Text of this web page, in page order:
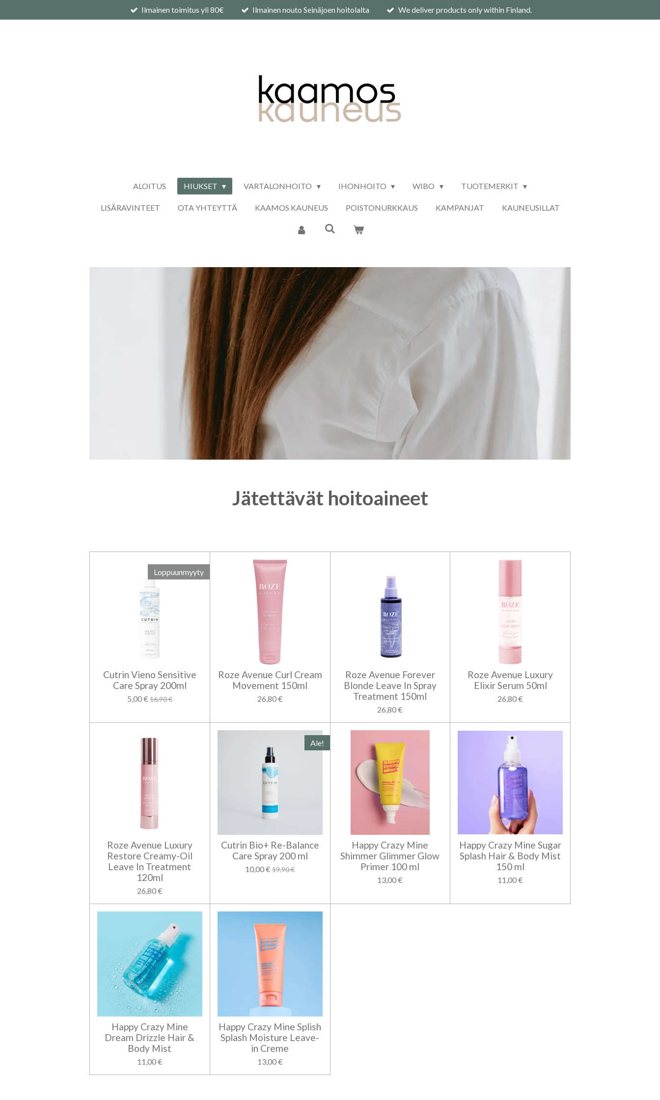
pääsisältöön
Ilmainen toimitus yli 80€ Ilmainen nouto Seinäjoen hoitolalta We deliver products only within Finland.
ALOITUS HIUKSET VARTALONHOITO IHONHOITO WIBO TUOTEMERKIT
LISÄRAVINTEET OTA YHTEYTTÄ KAAMOS KAUNEUS POISTONURKKAUS KAMPANJAT KAUNEUSILLAT
Jätettävät hoitoaineet
Loppuunmyyty
Cutrin Vieno Sensitive
Care Spray 200ml
5,00 € 16,90 €
Roze Avenue Curl Cream
Movement 150ml
26,80 €
Roze Avenue Forever
Blonde Leave In Spray
Treatment 150ml
26,80 €
Roze Avenue Luxury
Elixir Serum 50ml
26,80 €
Roze Avenue Luxury
Restore Creamy-Oil
Leave In Treatment
120ml
26,80 €
Ale!
Cutrin Bio+ Re-Balance
Care Spray 200 ml
10,00 €19,90 €
Happy Crazy Mine
Shimmer Glimmer Glow
Primer 100 ml
13,00 €
Happy Crazy Mine Sugar
Splash Hair & Body Mist
150 ml
11,00 €
Happy Crazy Mine
Dream Drizzle Hair &
Body Mist
11,00 €
Happy Crazy Mine Splish
Splash Moisture Leave-
in Creme
13,00 €